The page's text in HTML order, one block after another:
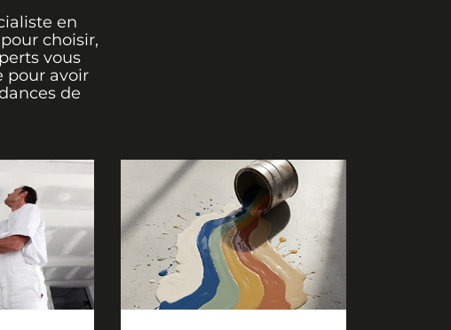
en
choisir,
vous
pour avoir
de